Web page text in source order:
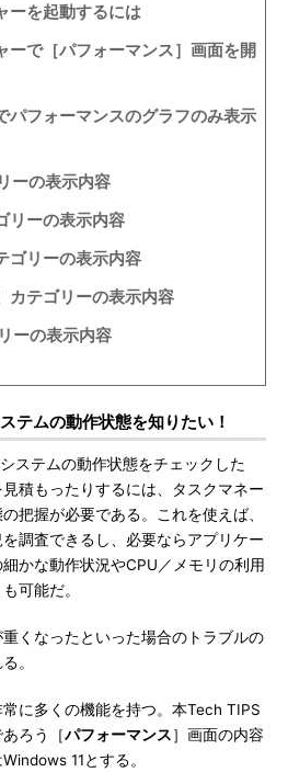
ーを起動するには
ーで［パフォーマンス］画面を開
パフォーマンスのグラフのみ表示
ーの表示内容
リーの表示内容
ゴリーの表示内容
カテゴリーの表示内容
ーの表示内容
テムの動作状態を知りたい！
ステムの動作状態をチェックした
積もったりするには、タスクマネー
把握が必要である。これを使えば、
調査できるし、必要ならアプリケー
かな動作状況やCPU／メモリの利用
可能だ。
くなったといった場合のトラブルの
。
に多くの機能を持つ。本Tech TIPS
ろう［パフォーマンス］画面の内容
11とする。